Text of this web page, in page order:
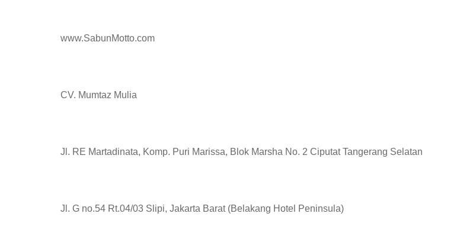
www.SabunMotto.com
CV. Mumtaz Mulia
Jl. RE Martadinata, Komp. Puri Marissa, Blok Marsha No. 2 Ciputat Tangerang Selatan
Jl. G no.54 Rt.04/03 Slipi, Jakarta Barat (Belakang Hotel Peninsula)